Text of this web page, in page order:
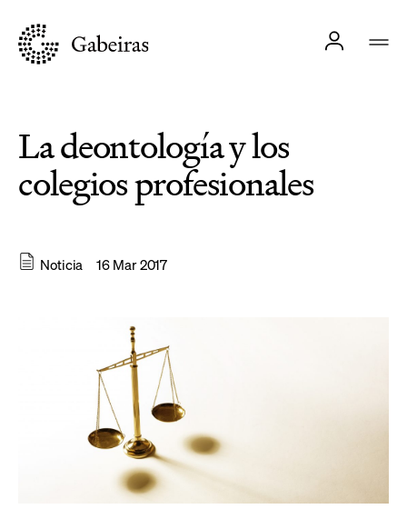
La deontología y los
colegios profesionales
Noticia 16 Mar 2017